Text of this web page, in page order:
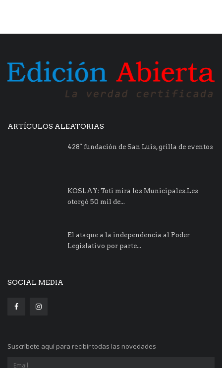
ARTÍCULOS ALEATORIAS
428° fundación de San Luis, grilla de eventos
KOSLAY: Toti mira los Municipales.Les
otorgó 50 mil de...
El ataque a la independencia al Poder
Legislativo por parte...
SOCIAL MEDIA
Suscríbete aquí para recibir todas las novedades